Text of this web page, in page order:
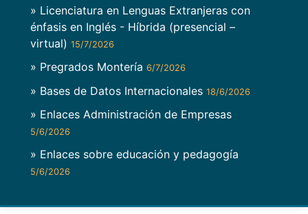
» Licenciatura en Lenguas Extranjeras con
énfasis en Inglés - Híbrida (presencial –
virtual) 15/7/2026
» Pregrados Montería 6/7/2026
» Bases de Datos Internacionales 18/6/2026
» Enlaces Administración de Empresas
5/6/2026
» Enlaces sobre educación y pedagogía
5/6/2026